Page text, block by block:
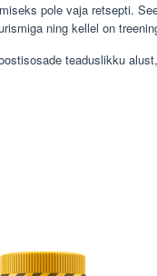
pole vaja retsepti.
ning kellel on
teaduslikku